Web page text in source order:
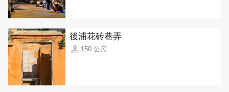
後浦花砖巷弄
150 公尺